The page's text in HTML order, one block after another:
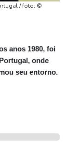
/ foto: ©
anos 1980, foi
onde
seu entorno.